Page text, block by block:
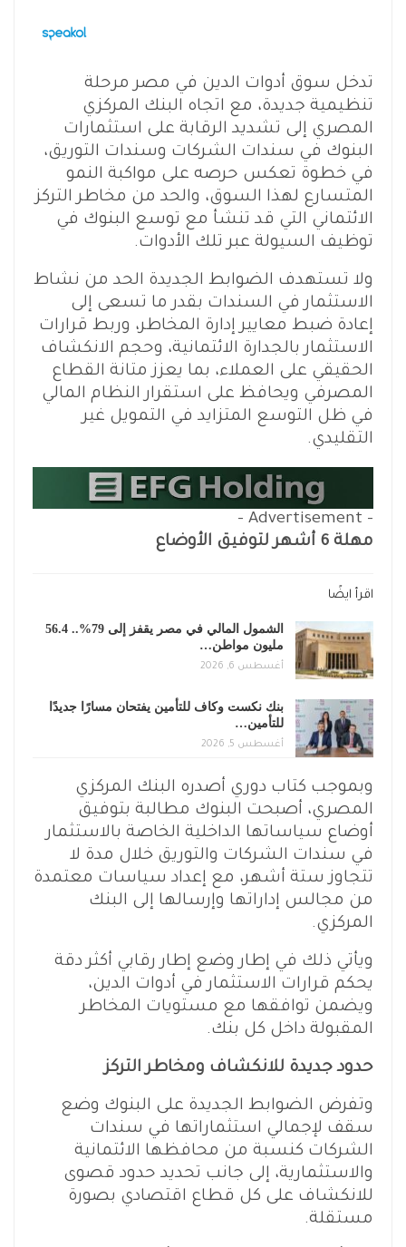
تدخل سوق أدوات الدين في مصر مرحلة
تنظيمية جديدة، مع اتجاه البنك المركزي
المصري إلى تشديد الرقابة على استثمارات
البنوك في سندات الشركات وسندات التوريق،
في خطوة تعكس حرصه على مواكبة النمو
المتسارع لهذا السوق، والحد من مخاطر التركز
الائتماني التي قد تنشأ مع توسع البنوك في
توظيف السيولة عبر تلك الأدوات.
ولا تستهدف الضوابط الجديدة الحد من نشاط
الاستثمار في السندات بقدر ما تسعى إلى
إعادة ضبط معايير إدارة المخاطر، وربط قرارات
الاستثمار بالجدارة الائتمانية، وحجم الانكشاف
الحقيقي على العملاء، بما يعزز متانة القطاع
المصرفي ويحافظ على استقرار النظام المالي
في ظل التوسع المتزايد في التمويل غير
التقليدي.
- Advertisement -
مهلة 6 أشهر لتوفيق الأوضاع
اقرأ ايضًا
الشمول المالي في مصر يقفز إلى 79%.. 56.4
مليون مواطن…
أغسطس 6, 2026
بنك نكست وكاف للتأمين يفتحان مسارًا جديدًا
للتأمين…
أغسطس 5, 2026
وبموجب كتاب دوري أصدره البنك المركزي
المصري، أصبحت البنوك مطالبة بتوفيق
أوضاع سياساتها الداخلية الخاصة بالاستثمار
في سندات الشركات والتوريق خلال مدة لا
تتجاوز ستة أشهر، مع إعداد سياسات معتمدة
من مجالس إداراتها وإرسالها إلى البنك
المركزي.
ويأتي ذلك في إطار وضع إطار رقابي أكثر دقة
يحكم قرارات الاستثمار في أدوات الدين،
ويضمن توافقها مع مستويات المخاطر
المقبولة داخل كل بنك.
حدود جديدة للانكشاف ومخاطر التركز
وتفرض الضوابط الجديدة على البنوك وضع
سقف لإجمالي استثماراتها في سندات
الشركات كنسبة من محافظها الائتمانية
والاستثمارية، إلى جانب تحديد حدود قصوى
للانكشاف على كل قطاع اقتصادي بصورة
مستقلة.